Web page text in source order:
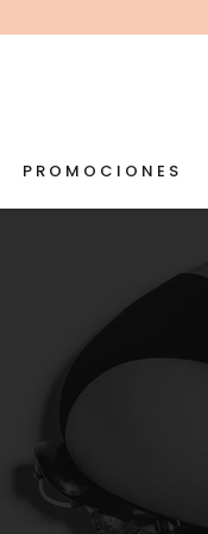
PROMOCIONES